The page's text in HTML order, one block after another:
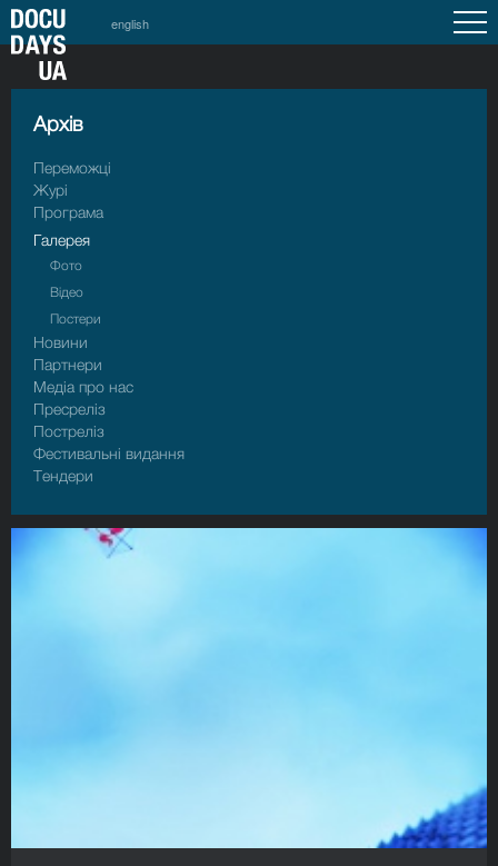
english
Архiв
Переможці
Журі
Програма
Галерея
Фото
Відео
Постери
Новини
Партнери
Медіа про нас
Пресрелiз
Пострелiз
Фестивальні видання
Тендери